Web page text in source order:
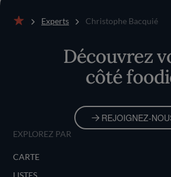
Experts Christophe Bacquié
Découvrez
côté
REJOIGNEZ-
EXPLOREZ PAR
CARTE
LISTES